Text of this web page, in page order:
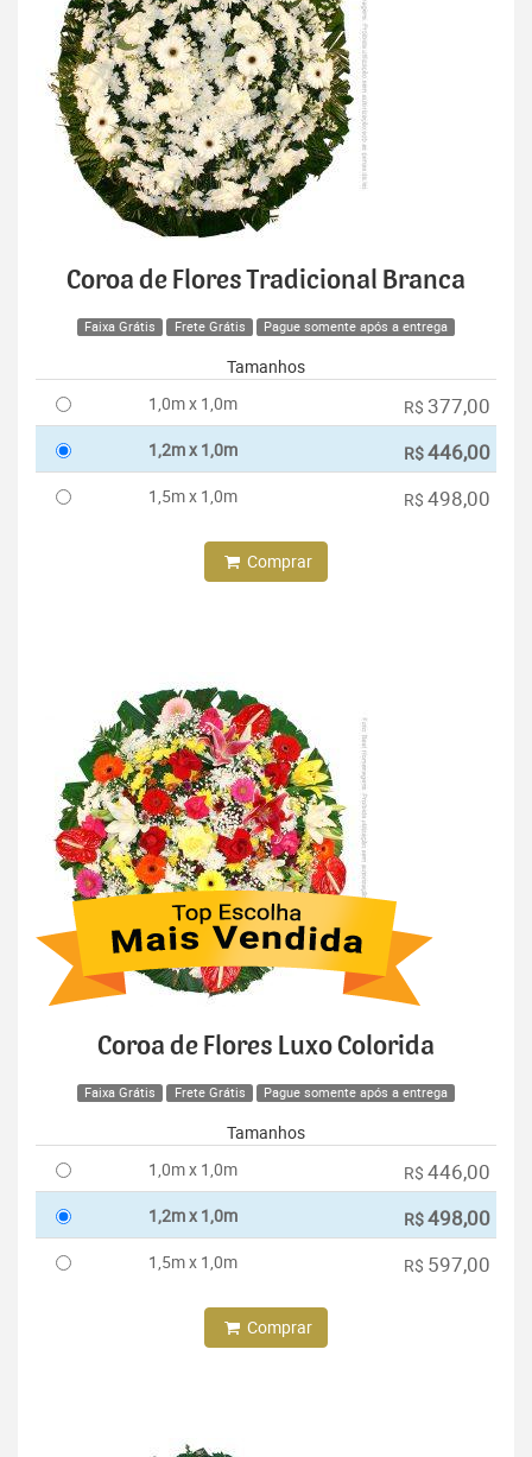
Coroa de Flores Tradicional Branca
Faixa Grátis Frete Grátis Pague somente após a entrega
Tamanhos
1,0m x 1,0m
R$ 377,00
1,2m x 1,0m R$446,00
1,5m x 1,0m R$ 498,00
Comprar
Coroa de Flores Luxo Colorida
Faixa Grátis Frete Grátis Pague somente após a entrega
Tamanhos
1,0m x 1,0m
R$ 446,00
1,2m x 1,0m R$498,00
1,5m x 1,0m R$ 597,00
Comprar